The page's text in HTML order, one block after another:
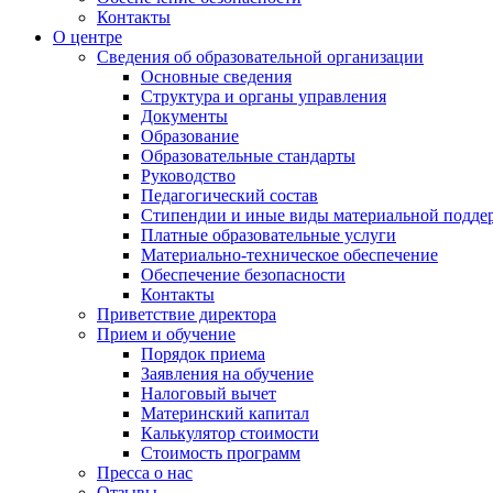
Контакты
О центре
Сведения об образовательной организации
Основные сведения
Структура и органы управления
Документы
Образование
Образовательные стандарты
Руководство
Педагогический состав
Стипендии и иные виды материальной
Платные образовательные услуги
Материально-техническое обеспечение
Обеспечение безопасности
Контакты
Приветствие директора
Прием и обучение
Порядок приема
Заявления на обучение
Налоговый вычет
Материнский капитал
Калькулятор стоимости
Стоимость программ
Пресса о нас